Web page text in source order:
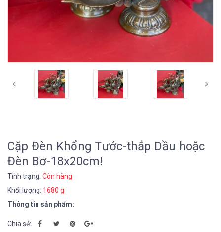
Cặp Đèn Khổng Tước-thắp Dầu hoặc
Đèn Bơ-18x20cm!
Tình trạng: Còn hàng
Khối lượng: 1680 g
Thông tin sản phẩm:
Chia sẻ: